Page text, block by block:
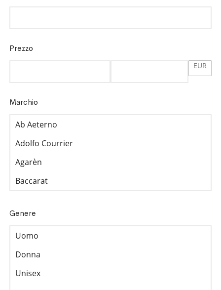
Prezzo
EUR
Marchio
Genere